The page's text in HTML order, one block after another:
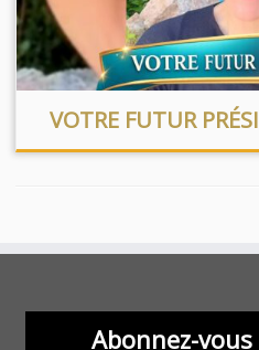
VOTRE FUTUR
Abonnez-